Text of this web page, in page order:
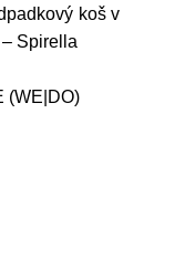
koš v
Spirella
(WE|DO)